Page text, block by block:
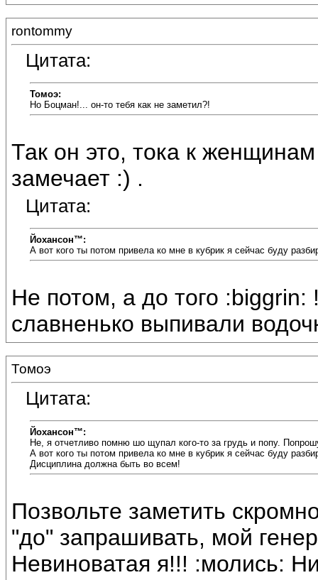
rontommy
Цитата:
Томоэ:
Но Боцман!... он-то тебя как не заметил?!
Так он это, тока к
замечает :) .
Цитата:
Йохансон™:
А вот кого ты потом привела ко мне в кубрик я сейчас буду
Не потом, а до того
славненько выпивали
Томоэ
Цитата:
Йохансон™:
Не, я отчетливо помню шо щупал кого-то за грудь и попу.
А вот кого ты потом привела ко мне в кубрик я сейчас буду
Дисциплина должна быть во всем!
Позвольте заметить
"до" запрашивать, мой
Невиноватая я!!! :молись: